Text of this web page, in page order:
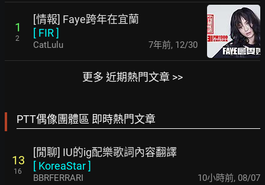
1
2
[情報] Faye跨年在宜蘭
[ FIR]
CatLulu 7年前, 12/30
更多 近期熱門文章 >>
PTT偶像團體區 即時熱門文章
13
16
[閒聊] IU的ig配樂歌詞內容翻譯
[ KoreaStar]
BBRFERRARI 10小時前, 08/07